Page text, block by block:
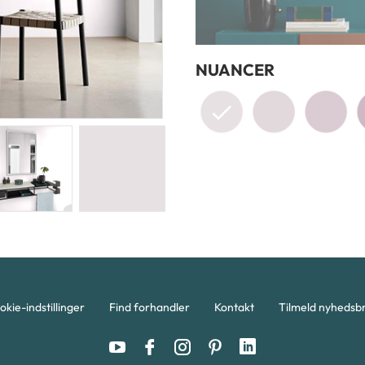
NUANCER
indstillinger Find forhandler Kontakt Tilmeld